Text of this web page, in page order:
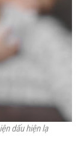
dấu hiện lạ